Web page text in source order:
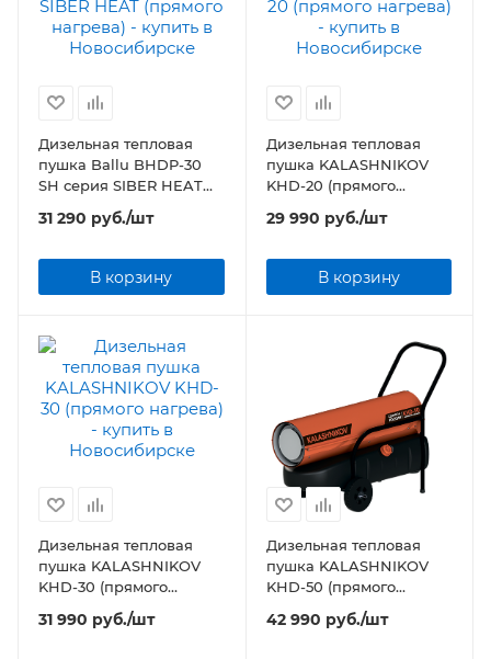
Дизельная тепловая
пушка Ballu BHDP-30
SH серия SIBER HEAT
(прямого нагрева)
31 290 руб./шт
В корзину
Дизельная тепловая
пушка KALASHNIKOV
KHD-20 (прямого
29 990 руб./шт
В корзину
Дизельная тепловая
пушка KALASHNIKOV
KHD-30 (прямого
31 990 руб./шт
Дизельная тепловая
пушка KALASHNIKOV
KHD-50 (прямого
42 990 руб./шт